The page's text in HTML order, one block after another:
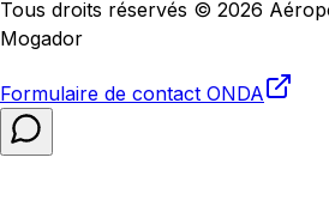
Tous droits réservés © 2026
Mogador
Formulaire de contact ONDA